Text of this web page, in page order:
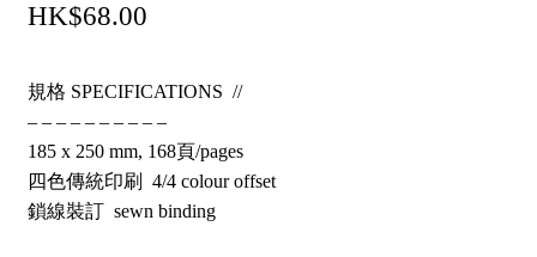
$68.00
規格 SPECIFICATIONS //
– – – – – – – – – –
185 x 250 mm, 168頁/pages
四色傳統印刷 4/4 colour offset
鎖線裝訂 sewn binding